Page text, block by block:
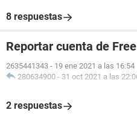
8 respuestas
Reportar cuenta de
2635441343 - 19 ene 2021 a las 16:54
280634900 - 31 oct 2021 a las
2 respuestas